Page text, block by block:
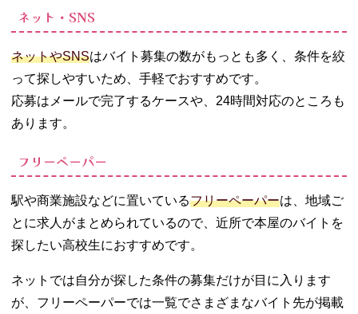
ネット・SNS
ネットやSNSはバイト募集の数がもっとも多く、条件を絞
って探しやすいため、手軽でおすすめです。
応募はメールで完了するケースや、24時間対応のところも
あります。
フリーペーパー
駅や商業施設などに置いているフリーペーパーは、地域ご
とに求人がまとめられているので、近所で本屋のバイトを
探したい高校生におすすめです。
ネットでは自分が探した条件の募集だけが目に入ります
が、フリーペーパーでは一覧でさまざまなバイト先が掲載